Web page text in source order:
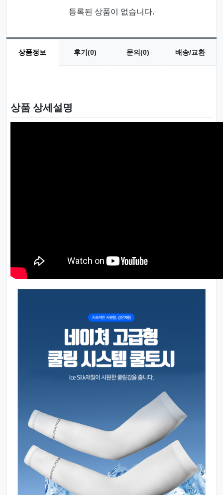
등록된 상품이 없습니다.
상품정보 후기(0) 문의(0) 배송/교환
상품 상세설명